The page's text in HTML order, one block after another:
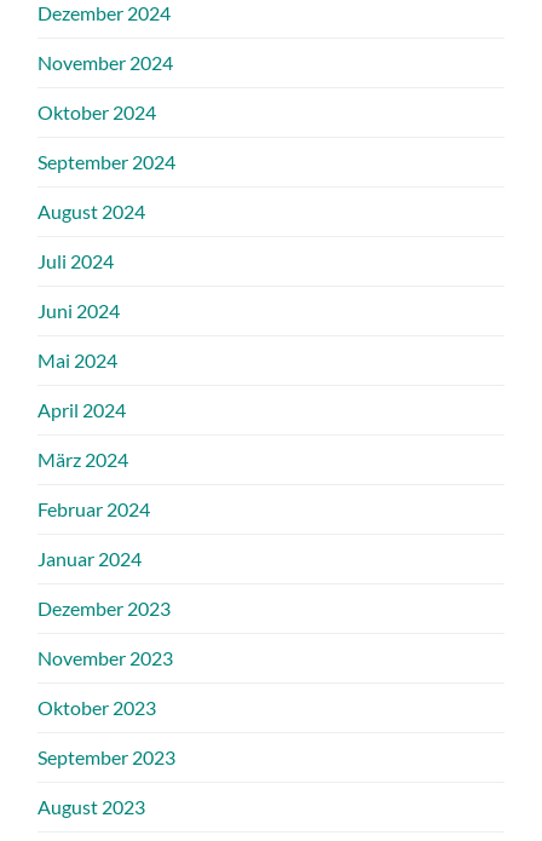
Dezember 2024
November 2024
Oktober 2024
September 2024
August 2024
Juli 2024
Juni 2024
Mai 2024
April 2024
März 2024
Februar 2024
Januar 2024
Dezember 2023
November 2023
Oktober 2023
September 2023
August 2023